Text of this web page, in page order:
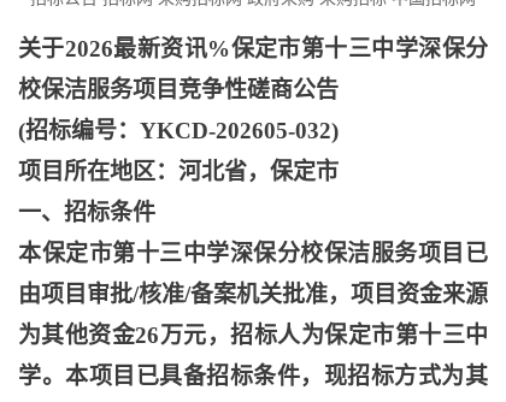
关于2026最新资讯%保定市第十三中学深保分
校保洁服务项目竞争性磋商公告
(招标编号：YKCD-202605-032)
项目所在地区：河北省，保定市
一、招标条件
本保定市第十三中学深保分校保洁服务项目已
由项目审批/核准/备案机关批准，项目资金来源
为其他资金26万元，招标人为保定市第十三中
学。本项目已具备招标条件，现招标方式为其